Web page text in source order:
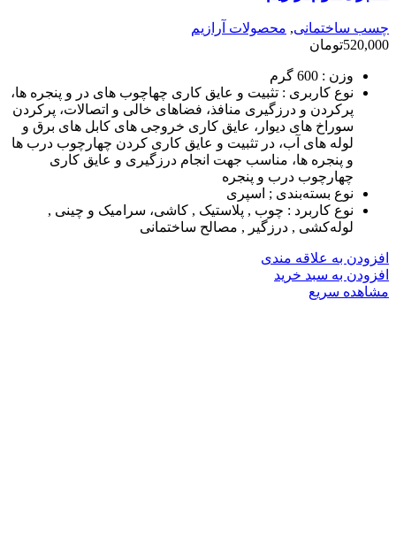
چسب ساختمانی, محصولات آرازیم
520,000تومان
وزن : 600 گرم
نوع کاربری : تثبیت و عایق کاری چهاچوب های در و پنجره ها،
پرکردن و درزگیری منافذ، فضاهای خالی و اتصالات، پرکردن
سوراخ های دیوار، عایق کاری خروجی های کابل های برق و
لوله های آب، در تثبیت و عایق کاری کردن چهارچوب درب ها
و پنجره ها، مناسب جهت انجام درزگیری و عایق کاری
چهارچوب درب و پنجره
نوع بسته‌بندی ; اسپری
نوع کاربرد : چوب , پلاستیک , کاشی، سرامیک و چینی ,
لوله‌کشی , درزگیر , مصالح ساختمانی
افزودن به علاقه مندی
افزودن به سبد خرید
مشاهده سریع